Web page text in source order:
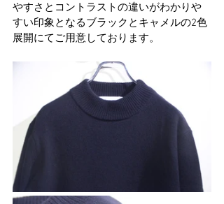
やすさとコントラストの違いがわかりや
すい印象となるブラックとキャメルの2色
展開にてご用意しております。